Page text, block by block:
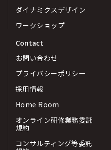
ダイナミクスデザイン
ワークショップ
Contact
お問い合わせ
プライバシーポリシー
採用情報
Home Room
オンライン研修業務委託
規約
コンサルティング等委託